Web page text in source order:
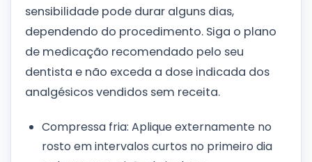
sensibilidade pode durar alguns dias,
dependendo do procedimento. Siga o plano
de medicação recomendado pelo seu
dentista e não exceda a dose indicada dos
analgésicos vendidos sem receita.
Compressa fria: Aplique externamente no
rosto em intervalos curtos no primeiro dia